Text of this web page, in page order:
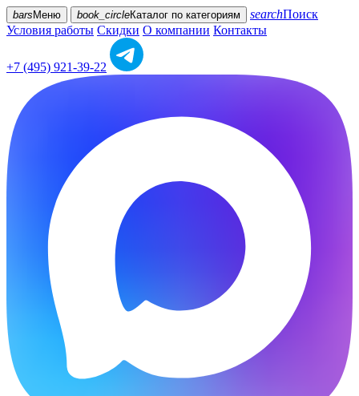
bars Меню book_circleКаталог по категориям searchПоиск
Условия работы Скидки О компании Контакты
+7 (495) 921-39-22